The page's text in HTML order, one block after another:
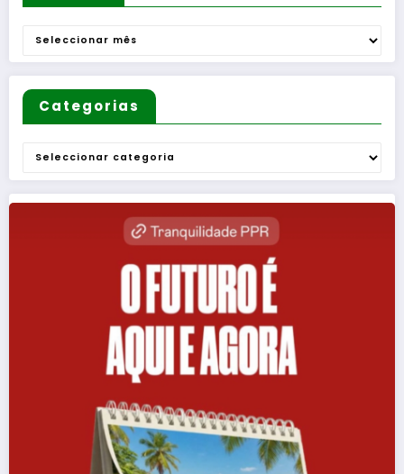
Arquivo
Categorias
Categorias